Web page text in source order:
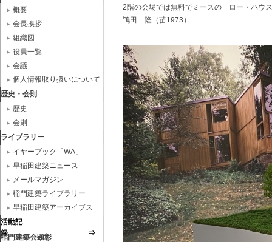
概要
会長挨拶
組織図
役員一覧
会議
個人情報取り扱いについて
歴史・会則
歴史
会則
ライブラリー
イヤーブック「WA」
早稲田建築ニュース
メールマガジン
稲門建築ライブラリー
早稲田建築アーカイブス
活動記
録 ⇒
稲門建築会顕彰
2階の会場では無料でミースの「ロー・ハウ
鴇田 隆（苗1973）